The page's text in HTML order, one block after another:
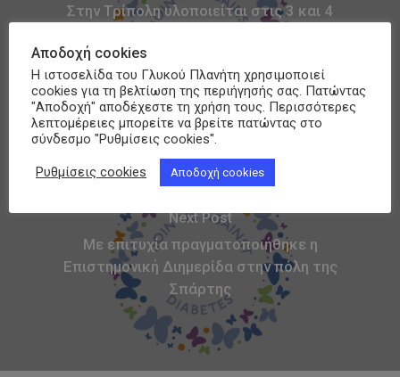
Στην Τρίπολη υλοποιείται στις 3 και 4
πάσχοντες από Σακχαρώδη Διαβήτη τύπου 1
και τύπου 2 και τους φροντιστές τους
Next Post
Με επιτυχία πραγματοποιήθηκε η
Επιστημονική Διημερίδα στην πόλη της
Σπάρτης
Αποδοχή cookies
Η ιστοσελίδα του Γλυκού Πλανήτη χρησιμοποιεί
cookies για τη βελτίωση της περιήγησής σας. Πατώντας
"Αποδοχή" αποδέχεστε τη χρήση τους. Περισσότερες
λεπτομέρειες μπορείτε να βρείτε πατώντας στο
σύνδεσμο "Ρυθμίσεις cookies".
Ρυθμίσεις cookies Αποδοχή cookies